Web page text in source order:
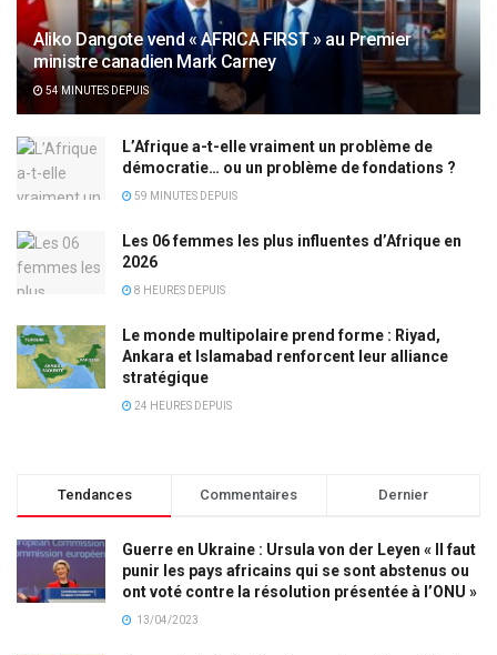
Aliko Dangote vend « AFRICA FIRST » au Premier
ministre canadien Mark Carney
54 MINUTES DEPUIS
L’Afrique a-t-elle vraiment un problème de
démocratie… ou un problème de fondations ?
59 MINUTES DEPUIS
Les 06 femmes les plus influentes d’Afrique en
2026
8 HEURES DEPUIS
Le monde multipolaire prend forme : Riyad,
Ankara et Islamabad renforcent leur alliance
stratégique
24 HEURES DEPUIS
Tendances Commentaires Dernier
Guerre en Ukraine : Ursula von der Leyen « Il faut
punir les pays africains qui se sont abstenus ou
ont voté contre la résolution présentée à l’ONU »
13/04/2023